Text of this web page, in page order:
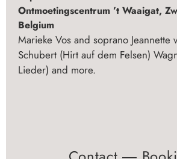
Ontmoetingscentrum ’t Waaigat,
Belgium
Marieke Vos and soprano Jeannette
Schubert (Hirt auf dem Felsen)
Lieder) and more.